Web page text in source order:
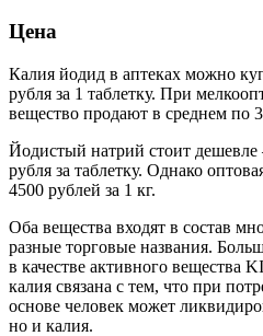
Цена
Калия йодид в аптеках можно
рубля за 1 таблетку. При
вещество продают в среднем по
Йодистый натрий стоит
рубля за таблетку. Однако
4500 рублей за 1 кг.
Оба вещества входят в состав
разные торговые названия.
в качестве активного вещества
калия связана с тем, что при
основе человек может
но и калия.